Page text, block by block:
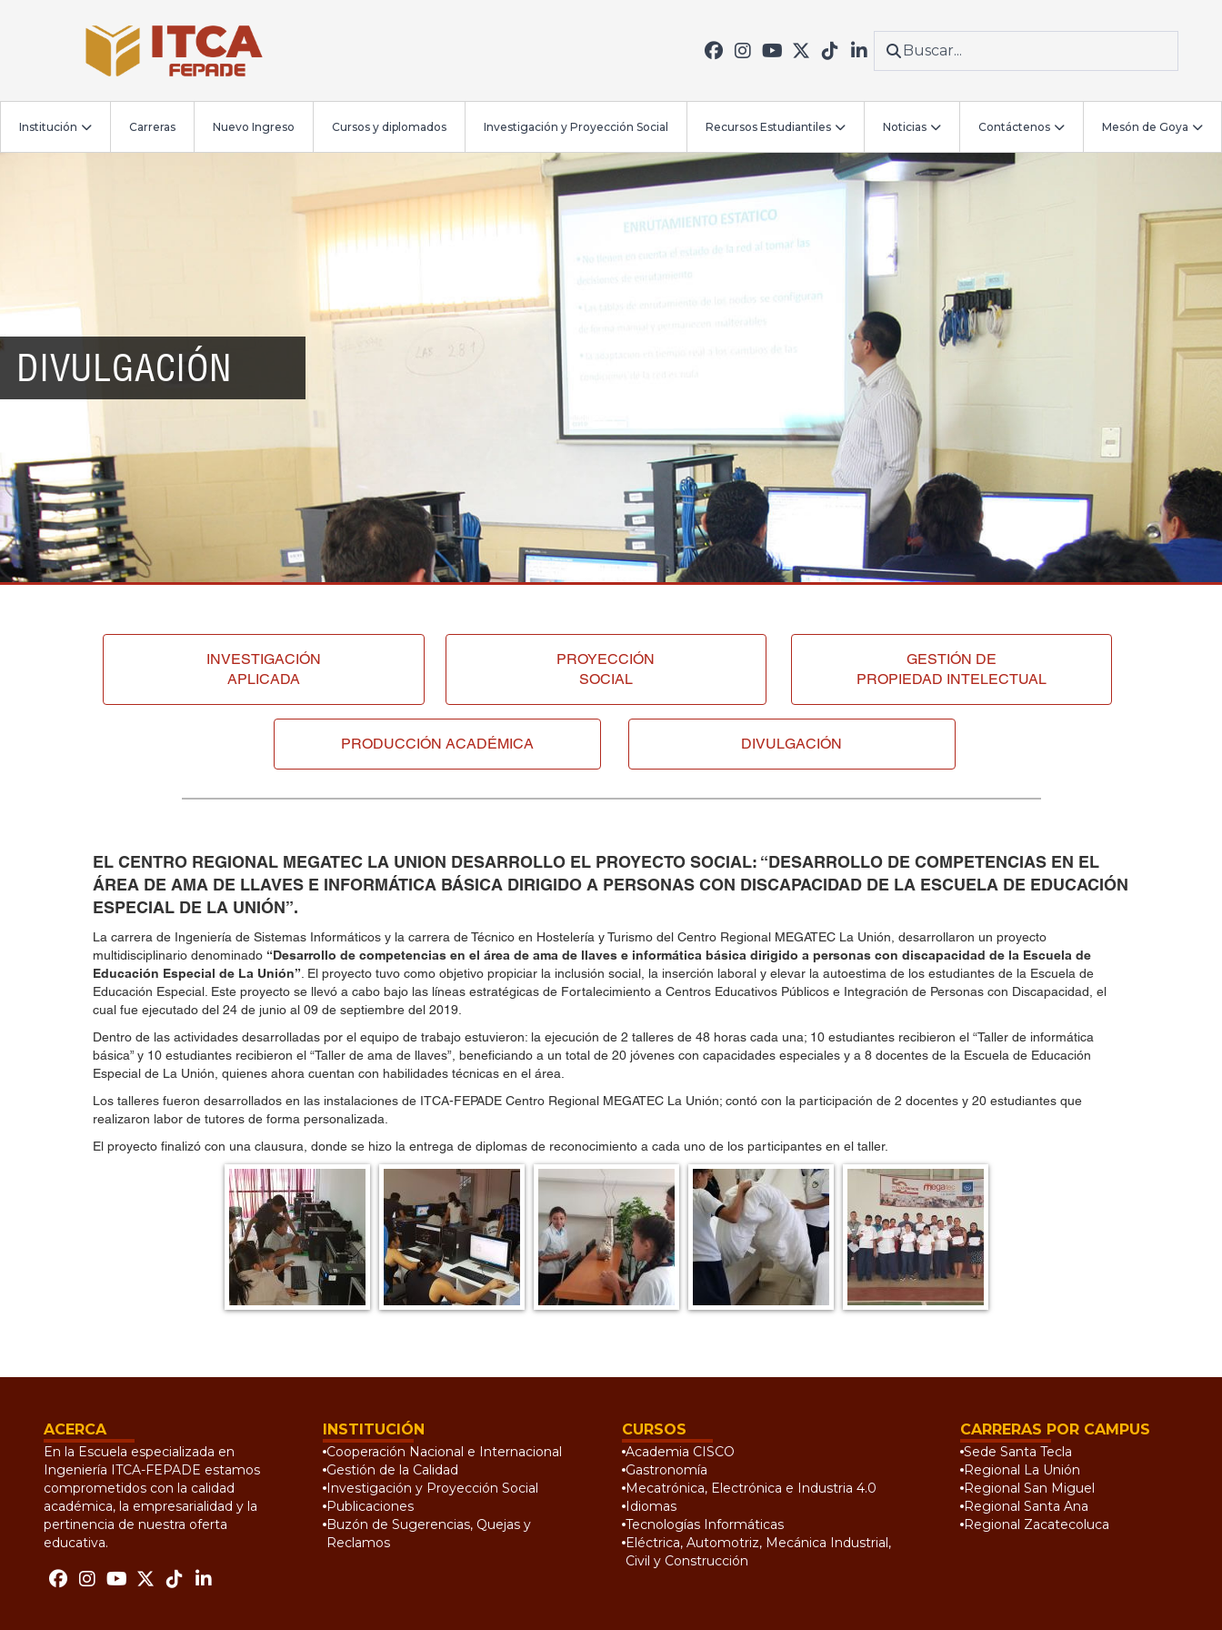
Institución Carreras Nuevo Ingreso Cursos y diplomados Investigación y Proyección Social Recursos Estudiantiles Noticias Contáctenos Mesón de Goya
DIVULGACIÓN
INVESTIGACIÓN
APLICADA
PROYECCIÓN
SOCIAL
GESTIÓN DE
PROPIEDAD INTELECTUAL
PRODUCCIÓN ACADÉMICA DIVULGACIÓN
EL CENTRO REGIONAL MEGATEC LA UNION DESARROLLO EL PROYECTO SOCIAL: “DESARROLLO DE COMPETENCIAS EN EL
ÁREA DE AMA DE LLAVES E INFORMÁTICA BÁSICA DIRIGIDO A PERSONAS CON DISCAPACIDAD DE LA ESCUELA DE EDUCACIÓN
ESPECIAL DE LA UNIÓN”.
La carrera de Ingeniería de Sistemas Informáticos y la carrera de Técnico en Hostelería y Turismo del Centro Regional MEGATEC La Unión, desarrollaron un proyecto
multidisciplinario denominado “Desarrollo de competencias en el área de ama de llaves e informática básica dirigido a personas con discapacidad de la Escuela de
Educación Especial de La Unión” . El proyecto tuvo como objetivo propiciar la inclusión social, la inserción laboral y elevar la autoestima de los estudiantes de la Escuela de
Educación Especial. Este proyecto se llevó a cabo bajo las líneas estratégicas de Fortalecimiento a Centros Educativos Públicos e Integración de Personas con Discapacidad, el
cual fue ejecutado del 24 de junio al 09 de septiembre del 2019.
Dentro de las actividades desarrolladas por el equipo de trabajo estuvieron: la ejecución de 2 talleres de 48 horas cada una; 10 estudiantes recibieron el “Taller de informática
básica” y 10 estudiantes recibieron el “Taller de ama de llaves”, beneficiando a un total de 20 jóvenes con capacidades especiales y a 8 docentes de la Escuela de Educación
Especial de La Unión, quienes ahora cuentan con habilidades técnicas en el área.
Los talleres fueron desarrollados en las instalaciones de ITCA-FEPADE Centro Regional MEGATEC La Unión; contó con la participación de 2 docentes y 20 estudiantes que
realizaron labor de tutores de forma personalizada.
El proyecto finalizó con una clausura, donde se hizo la entrega de diplomas de reconocimiento a cada uno de los participantes en el taller.
ACERCA
En la Escuela especializada en
Ingeniería ITCA-FEPADE estamos
comprometidos con la calidad
académica, la empresarialidad y la
pertinencia de nuestra oferta
educativa.
INSTITUCIÓN
Cooperación Nacional e Internacional
Gestión de la Calidad
Investigación y Proyección Social
Publicaciones
Buzón de Sugerencias, Quejas y
Reclamos
CURSOS
Academia CISCO
Gastronomía
Mecatrónica, Electrónica e Industria 4.0
Idiomas
Tecnologías Informáticas
Eléctrica, Automotriz, Mecánica Industrial,
Civil y Construcción
CARRERAS POR CAMPUS
Sede Santa Tecla
Regional La Unión
Regional San Miguel
Regional Santa Ana
Regional Zacatecoluca